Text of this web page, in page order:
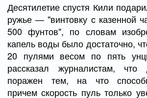
Десятилетие спустя Кили
ружье — "винтовку с казенной
500 фунтов", по словам
капель воды было достаточно,
20 пулями весом по пять
рассказал журналистам,
поражен тем, на что
причем скорость пуль только